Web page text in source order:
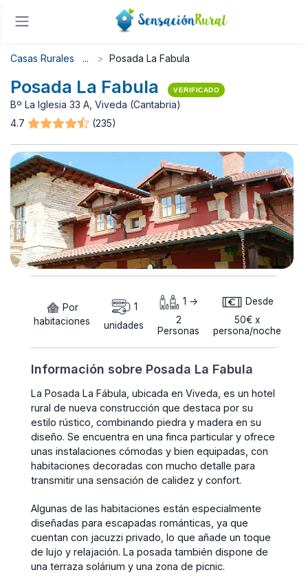
Casas Rurales Posada La Fabula
Posada La Fabula VERIFICADO
Bº La Iglesia 33 A, Viveda (Cantabria)
4.7
(235)
Por
habitaciones
1
unidades
1 ->
2
Personas
Desde
50€ x
persona/noche
Información sobre Posada La Fabula
La Posada La Fábula, ubicada en Viveda, es un hotel
rural de nueva construcción que destaca por su
estilo rústico, combinando piedra y madera en su
diseño. Se encuentra en una finca particular y ofrece
unas instalaciones cómodas y bien equipadas, con
habitaciones decoradas con mucho detalle para
transmitir una sensación de calidez y confort.
Algunas de las habitaciones están especialmente
diseñadas para escapadas románticas, ya que
cuentan con jacuzzi privado, lo que añade un toque
de lujo y relajación. La posada también dispone de
una terraza solárium y una zona de picnic.